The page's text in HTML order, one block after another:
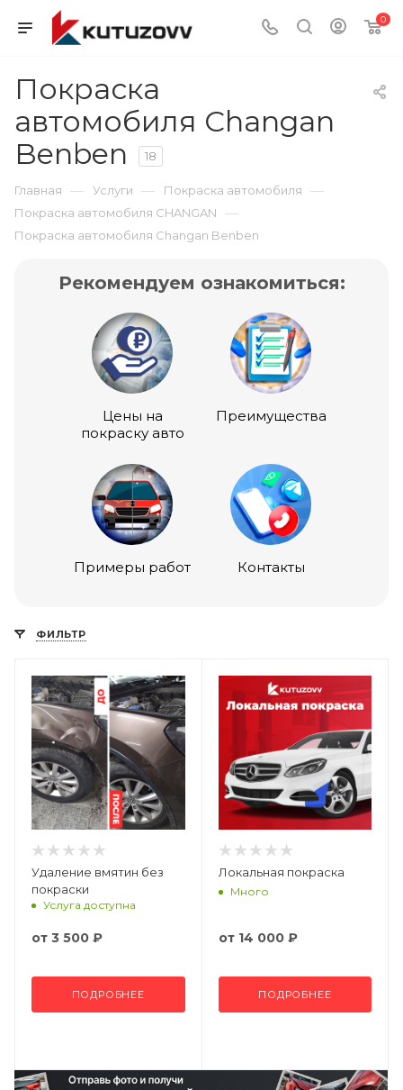
0
Покраска
автомобиля Changan
Benben
18
Главная — Услуги — Покраска автомобиля —
Покраска автомобиля CHANGAN —
Покраска автомобиля Changan Benben
Рекомендуем ознакомиться:
Цены на
покраску авто
Преимущества
Примеры работ Контакты
ФИЛЬТР
Удаление вмятин без
покраски
Услуга доступна
от 3 500 ₽
ПОДРОБНЕЕ
Локальная покраска
Много
от 14 000 ₽
ПОДРОБНЕЕ